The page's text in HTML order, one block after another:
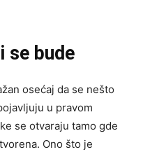
se bude
osećaj da se nešto
u pravom
se otvaraju tamo gde
Ono što je